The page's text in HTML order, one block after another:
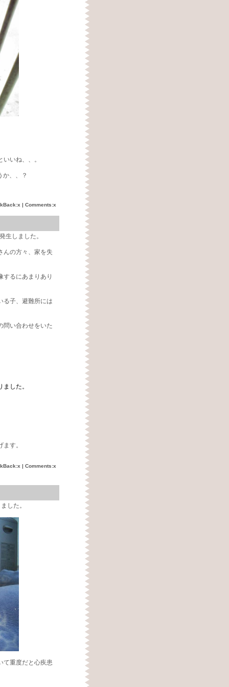
いね、、。
か、、？
| Comments:x
生しました。
んの方々、家を失
するにあまりあり
る子、避難所には
問い合わせをいた
した。
す。
| Comments:x
した。
て重度だと心疾患